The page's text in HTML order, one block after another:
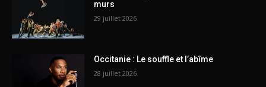
murs
29 juillet 2026
Occitanie : Le souffle et l’abîme
28 juillet 2026